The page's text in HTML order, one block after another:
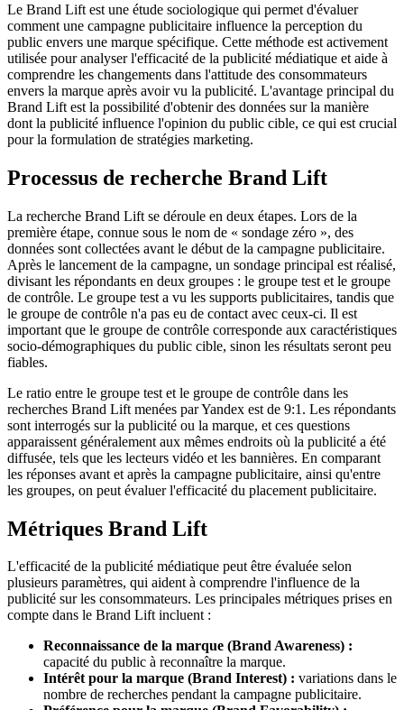
Le Brand Lift est une étude sociologique qui permet d'évaluer
comment une campagne publicitaire influence la perception du
public envers une marque spécifique. Cette méthode est activement
utilisée pour analyser l'efficacité de la publicité médiatique et aide à
comprendre les changements dans l'attitude des consommateurs
envers la marque après avoir vu la publicité. L'avantage principal du
Brand Lift est la possibilité d'obtenir des données sur la manière
dont la publicité influence l'opinion du public cible, ce qui est crucial
pour la formulation de stratégies marketing.
Processus de recherche Brand Lift
La recherche Brand Lift se déroule en deux étapes. Lors de la
première étape, connue sous le nom de « sondage zéro », des
données sont collectées avant le début de la campagne publicitaire.
Après le lancement de la campagne, un sondage principal est réalisé,
divisant les répondants en deux groupes : le groupe test et le groupe
de contrôle. Le groupe test a vu les supports publicitaires, tandis que
le groupe de contrôle n'a pas eu de contact avec ceux-ci. Il est
important que le groupe de contrôle corresponde aux caractéristiques
socio-démographiques du public cible, sinon les résultats seront peu
fiables.
Le ratio entre le groupe test et le groupe de contrôle dans les
recherches Brand Lift menées par Yandex est de 9:1. Les répondants
sont interrogés sur la publicité ou la marque, et ces questions
apparaissent généralement aux mêmes endroits où la publicité a été
diffusée, tels que les lecteurs vidéo et les bannières. En comparant
les réponses avant et après la campagne publicitaire, ainsi qu'entre
les groupes, on peut évaluer l'efficacité du placement publicitaire.
Métriques Brand Lift
L'efficacité de la publicité médiatique peut être évaluée selon
plusieurs paramètres, qui aident à comprendre l'influence de la
publicité sur les consommateurs. Les principales métriques prises en
compte dans le Brand Lift incluent :
Reconnaissance de la marque (Brand Awareness) :
capacité du public à reconnaître la marque.
Intérêt pour la marque (Brand Interest) : variations dans le
nombre de recherches pendant la campagne publicitaire.